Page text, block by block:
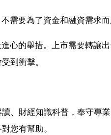
需要為了資金和融資需求而
心的舉措。上市需要轉讓
到衝擊。
、財經知識科普，奉守專
您有幫助。